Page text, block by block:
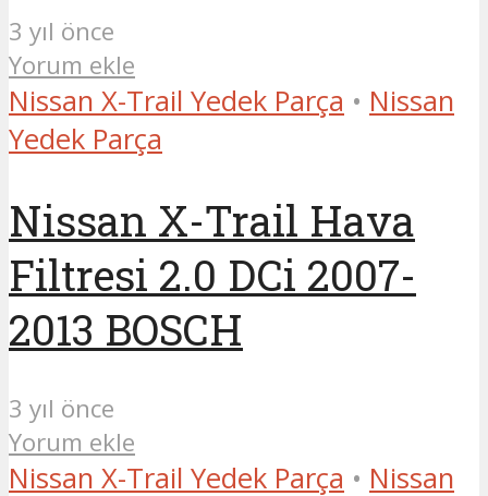
3 yıl önce
Yorum ekle
Nissan X-Trail Yedek Parça • Nissan
Yedek Parça
Nissan X-Trail Hava
Filtresi 2.0 DCi 2007-
2013 BOSCH
3 yıl önce
Yorum ekle
Nissan X-Trail Yedek Parça • Nissan